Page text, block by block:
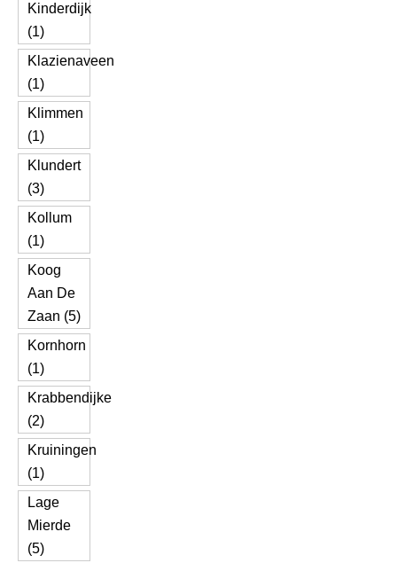
Kinderdijk
(1)
Klazienaveen
(1)
Klimmen
(1)
Klundert
(3)
Kollum
(1)
Koog
Aan De
Zaan (5)
Kornhorn
(1)
Krabbendijke
(2)
Kruiningen
(1)
Lage
Mierde
(5)